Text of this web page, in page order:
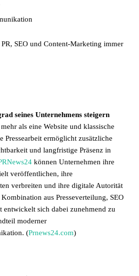
SEO und Content-Marketing immer
seines Unternehmens steigern
als eine Website und klassische
Pressearbeit ermöglicht zusätzliche
und langfristige Präsenz in
können Unternehmen ihre
veröffentlichen, ihre
verbreiten und ihre digitale Autorität
aus Presseverteilung, SEO
entwickelt sich dabei zunehmend zu
moderner
(Prnews24.com)